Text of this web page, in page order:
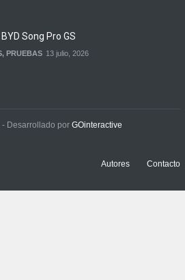
Song Pro GS
, PRUEBAS 13 julio, 2026
Jeep Wrangler
Desarrollado por GOinteractive
Autores Contacto